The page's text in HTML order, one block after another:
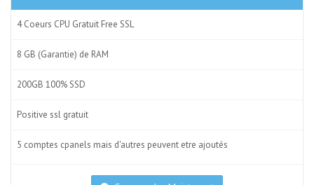
4 Coeurs CPU Gratuit Free SSL
8 GB (Garantie) de RAM
200GB 100% SSD
Positive ssl gratuit
5 comptes cpanels mais d'autres peuvent etre ajoutés